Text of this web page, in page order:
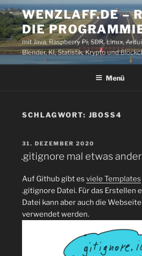
Zum
Inhalt
springen
WENZLAFF.DE –
DIE
mit Java, Raspberry Pi, SDR, Linux,
Blender, KI, Statistik, Krypto und
Menü
SCHLAGWORT: JBOSS4
VERÖFFENTLICHT
AM
31. DEZEMBER 2020
.gitignore mal etwas
Auf Github gibt es viele Templates
.gitignore Datei. Für das Erstellen
Datei kann aber auch die
verwendet werden.